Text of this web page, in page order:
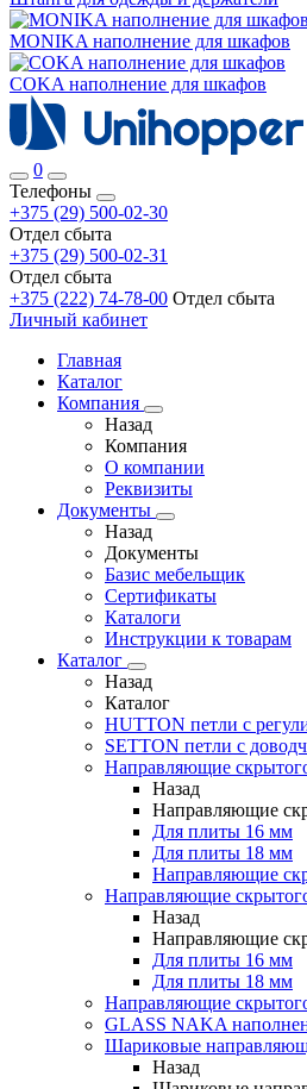
MONIKA наполнение для шкафов
COKA наполнение для шкафов
0
Телефоны
+375 (29) 500-02-30
Отдел сбыта
+375 (29) 500-02-31
Отдел сбыта
+375 (222) 74-78-00 Отдел сбыта
Личный кабинет
Главная
Каталог
Компания
Назад
Компания
О компании
Реквизиты
Документы
Назад
Документы
Базис мебельщик
Сертификаты
Каталоги
Инструкции к товарам
Каталог
Назад
Каталог
HUTTON петли с
SETTON петли с
Направляющие
Назад
Направляющие
Для плиты 16 мм
Для плиты 18 мм
Направляющие
Направляющие
Назад
Направляющие
Для плиты 16 мм
Для плиты 18 мм
Направляющие
GLASS NAKA
Шариковые
Назад